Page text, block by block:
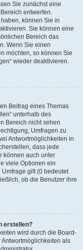
Sie zunächst eine
entwerfen.
können Sie in
Sie können eine
Bereich das
Wenn Sie einen
möchten, so können Sie
wieder deaktivieren.
Beitrag eines Themas
unterhalb des
Bereich nicht sehen
Umfragen zu
Antwortmöglichkeiten in
dass jede
können auch unter
viele Optionen ein
gilt (0 bedeutet
ob die Benutzer ihre
erstellen?
wird durch die Board-
als